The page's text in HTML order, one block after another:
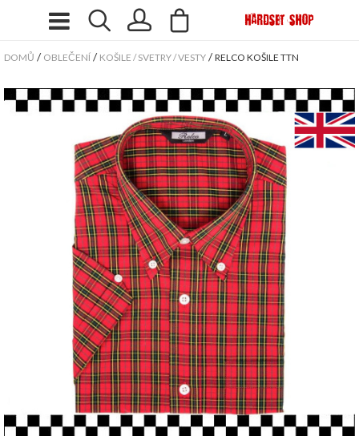
DOMŮ / OBLEČENÍ / KOŠILE / SVETRY / VESTY /RELCO KOŠILE TTN